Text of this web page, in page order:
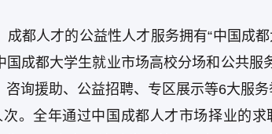
都人才的公益性人才服务拥有“中国成
国成都大学生就业市场高校分场和公共
询援助、公益招聘、专区展示等6大服
。全年通过中国成都人才市场择业的